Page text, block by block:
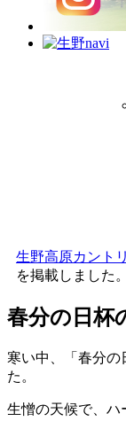
生野高原カント
を掲載しました。
春分の日杯
寒い中、「春分の
た。
生憎の天候で、ハ